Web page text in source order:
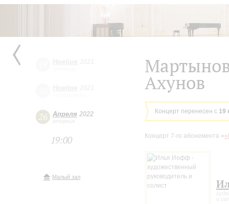
26 Апреля 2022
вторник
19:00
Малый зал
Ахунов
Концерт перенесен с 19
Концерт 7-го абонемента «
и